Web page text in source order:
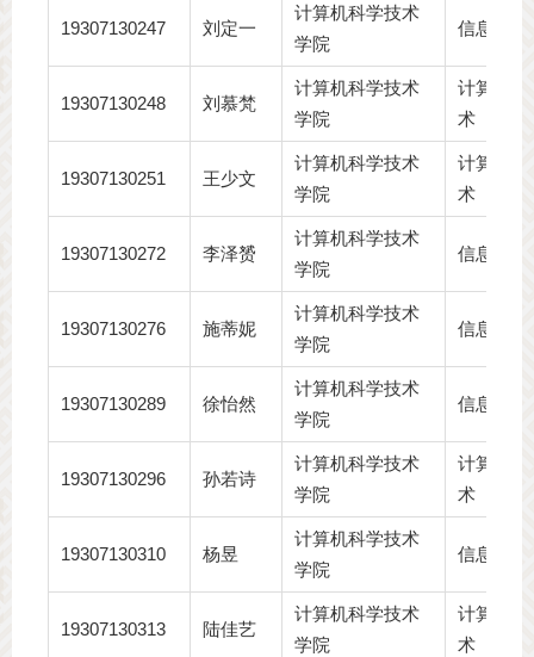
19307130247 刘定一
计算机科学技术
学院
信息安全
19307130248 刘慕梵
计算机科学技术
学院
计算机科
术
19307130251 王少文
计算机科学技术
学院
计算机科
术
19307130272 李泽赟
计算机科学技术
学院
信息安全
19307130276 施蒂妮
计算机科学技术
学院
信息安全
19307130289 徐怡然
计算机科学技术
学院
信息安全
19307130296 孙若诗
计算机科学技术
学院
计算机科
术
19307130310 杨昱
计算机科学技术
学院
信息安全
19307130313 陆佳艺
计算机科学技术
学院
计算机科
术